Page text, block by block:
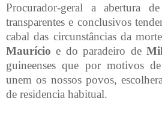
Procurador-geral a abertura
transparentes e conclusivos
cabal das circunstâncias da
Maurício e do paradeiro de
guineenses que por motivos
unem os nossos povos,
de residencia habitual.